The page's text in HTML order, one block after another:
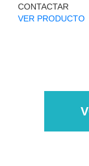
CONTACTAR
VER PRODUCTO